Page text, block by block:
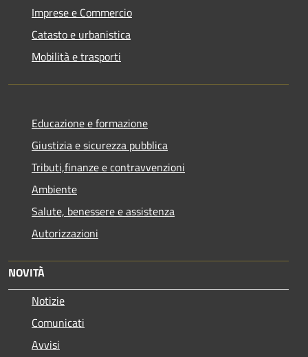
Imprese e Commercio
Catasto e urbanistica
Mobilità e trasporti
Educazione e formazione
Giustizia e sicurezza pubblica
Tributi,finanze e contravvenzioni
Ambiente
Salute, benessere e assistenza
Autorizzazioni
NOVITÀ
Notizie
Comunicati
Avvisi